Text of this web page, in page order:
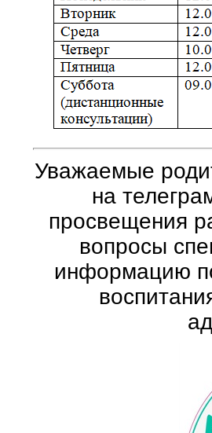
Уважаемые
на
просвещения
вопросы
информацию